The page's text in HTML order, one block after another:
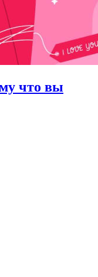
что вы